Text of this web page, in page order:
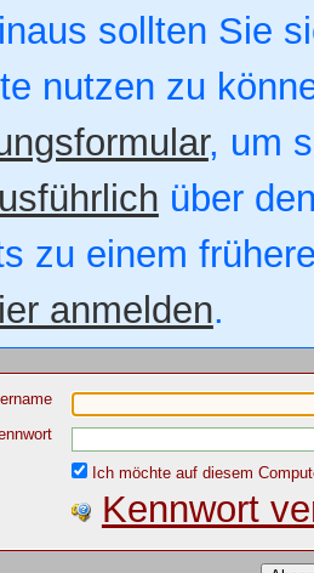
sollten Sie
nutzen zu
, um
über
zu einem
anmelden.
Ich möchte auf diesem
Kennwort